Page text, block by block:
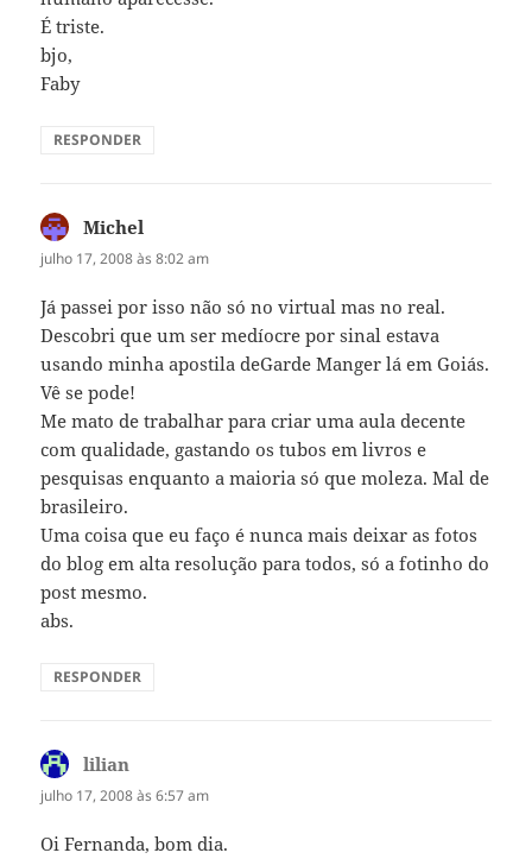
É triste.
bjo,
Faby
RESPONDER
Michel
julho 17, 2008 às 8:02 am
Já passei por isso não só no virtual mas no real.
Descobri que um ser medíocre por sinal estava
usando minha apostila deGarde Manger lá em Goiás.
Vê se pode!
Me mato de trabalhar para criar uma aula decente
com qualidade, gastando os tubos em livros e
pesquisas enquanto a maioria só que moleza. Mal de
brasileiro.
Uma coisa que eu faço é nunca mais deixar as fotos
do blog em alta resolução para todos, só a fotinho do
post mesmo.
abs.
RESPONDER
lilian
julho 17, 2008 às 6:57 am
Oi Fernanda, bom dia.